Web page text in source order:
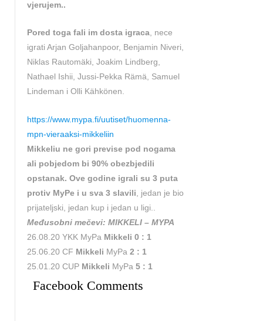
vjerujem..
Pored toga fali im dosta igraca, nece
igrati Arjan Goljahanpoor, Benjamin Niveri,
Niklas Rautomäki, Joakim Lindberg,
Nathael Ishii, Jussi-Pekka Rämä, Samuel
Lindeman i Olli Kähkönen.
https://www.mypa.fi/uutiset/huomenna-
mpn-vieraaksi-mikkeliin
Mikkeliu ne gori previse pod nogama
ali pobjedom bi 90% obezbjedili
opstanak. Ove godine igrali su 3 puta
protiv MyPe i u sva 3 slavili , jedan je bio
prijateljski, jedan kup i jedan u ligi..
Međusobni mečevi: MIKKELI – MYPA
26.08.20 YKK MyPa Mikkeli 0 : 1
25.06.20 CF Mikkeli MyPa 2 : 1
25.01.20 CUP Mikkeli MyPa 5 : 1
Facebook Comments